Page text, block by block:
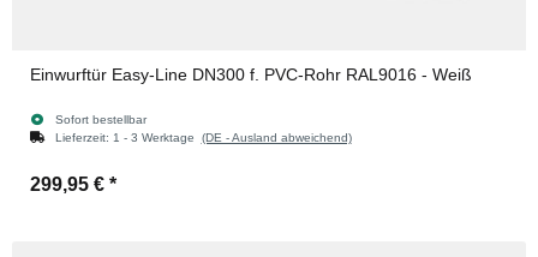
Einwurftür Easy-Line DN300 f. PVC-Rohr RAL9016 - Weiß
Sofort bestellbar
Lieferzeit: 1 - 3 Werktage (DE - Ausland abweichend)
299,95 € *